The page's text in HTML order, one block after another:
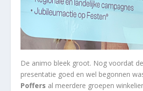
De animo bleek groot. Nog voordat
presentatie goed en wel begonnen
Poffers al meerdere groepen